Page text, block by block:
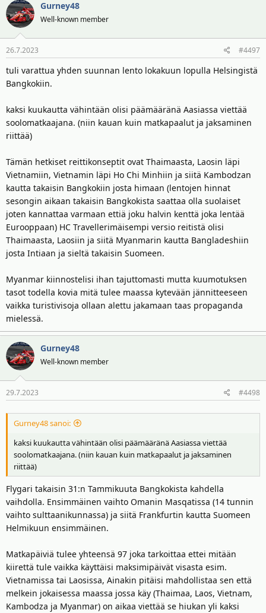
k
t
i
o
t
Gurney48
Well-known member
26.7.2023 #4497
tuli varattua yhden suunnan lento lokakuun lopulla Helsingistä
Bangkokiin.
kaksi kuukautta vähintään olisi päämääränä Aasiassa viettää
soolomatkaajana. (niin kauan kuin matkapaalut ja jaksaminen
riittää)
Tämän hetkiset reittikonseptit ovat Thaimaasta, Laosin läpi
Vietnamiin, Vietnamin läpi Ho Chi Minhiin ja siitä Kambodzan
kautta takaisin Bangkokiin josta himaan (lentojen hinnat
sesongin aikaan takaisin Bangkokista saattaa olla suolaiset
joten kannattaa varmaan ettiä joku halvin kenttä joka lentää
Eurooppaan) HC Travellerimäisempi versio reitistä olisi
Thaimaasta, Laosiin ja siitä Myanmarin kautta Bangladeshiin
josta Intiaan ja sieltä takaisin Suomeen.
Myanmar kiinnostelisi ihan tajuttomasti mutta kuumotuksen
tasot todella kovia mitä tulee maassa kytevään jännitteeseen
vaikka turistivisoja ollaan alettu jakamaan taas propaganda
mielessä.
Gurney48
Well-known member
29.7.2023 #4498
Gurney48 sanoi:
kaksi kuukautta vähintään olisi päämääränä Aasiassa viettää
soolomatkaajana. (niin kauan kuin matkapaalut ja jaksaminen
riittää)
Flygari takaisin 31:n Tammikuuta Bangkokista kahdella
vaihdolla. Ensimmäinen vaihto Omanin Masqatissa (14 tunnin
vaihto sulttaanikunnassa) ja siitä Frankfurtin kautta Suomeen
Helmikuun ensimmäinen.
Matkapäiviä tulee yhteensä 97 joka tarkoittaa ettei mitään
kiirettä tule vaikka käyttäisi maksimipäivät visasta esim.
Vietnamissa tai Laosissa, Ainakin pitäisi mahdollistaa sen että
melkein jokaisessa maassa jossa käy (Thaimaa, Laos, Vietnam,
Kambodza ja Myanmar) on aikaa viettää se hiukan yli kaksi